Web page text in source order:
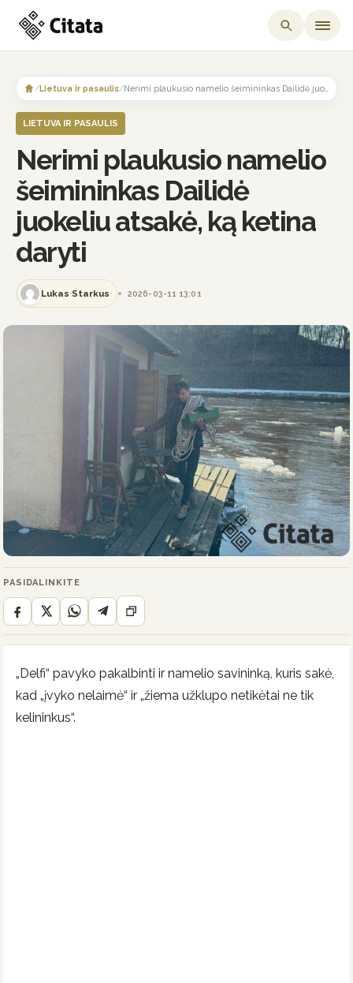
content
/Lietuva ir pasaulis/
LIETUVA IR PASAULIS
Nerimi plaukusio namelio
šeimininkas Dailidė
juokeliu atsakė, ką ketina
daryti
Lukas Starkus 2026-03-11 13:01
PASIDALINKITE
„Delfi“ pavyko pakalbinti ir namelio savininką, kuris sakė,
kad „įvyko nelaimė“ ir „žiema užklupo netikėtai ne tik
kelininkus“.